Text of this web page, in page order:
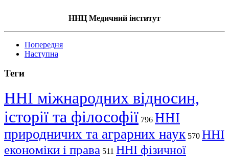
ННЦ Медичний інститут
Попередня
Наступна
Теги
ННІ міжнародних відносин,
історії та філософії 796 ННІ
природничих та аграрних наук 570 ННІ
економіки і права 511 ННІ фізичної